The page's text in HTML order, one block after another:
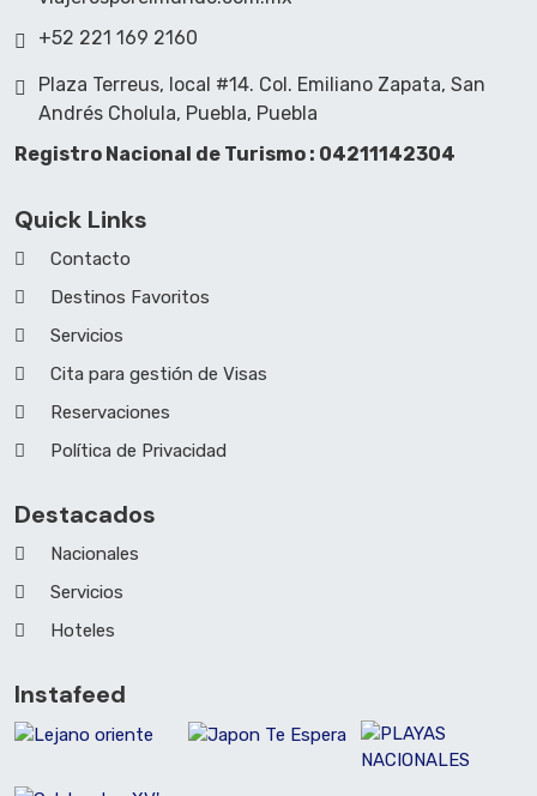
+52 221 169 2160
Plaza Terreus, local #14. Col. Emiliano Zapata, San
Andrés Cholula, Puebla, Puebla
Registro Nacional de Turismo : 04211142304
Quick Links
Contacto
Destinos Favoritos
Servicios
Cita para gestión de Visas
Reservaciones
Política de Privacidad
Destacados
Nacionales
Servicios
Hoteles
Instafeed